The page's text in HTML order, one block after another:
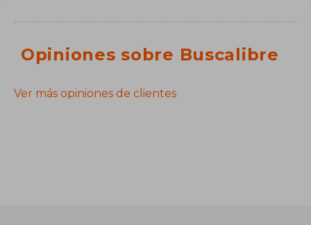
Opiniones sobre Buscalibre
Ver más opiniones de clientes